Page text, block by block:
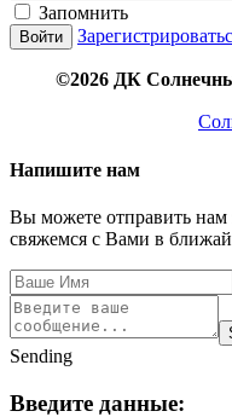
Запомнить
©2026 ДК
Напишите нам
Вы можете отправить
свяжемся с Вами в
Sending
Введите данные: